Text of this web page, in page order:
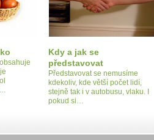
Kdy a jak se
představovat
Představovat se nemusíme
kdekoliv, kde větší počet lidí,
stejně tak i v autobusu, vlaku. I
pokud si…